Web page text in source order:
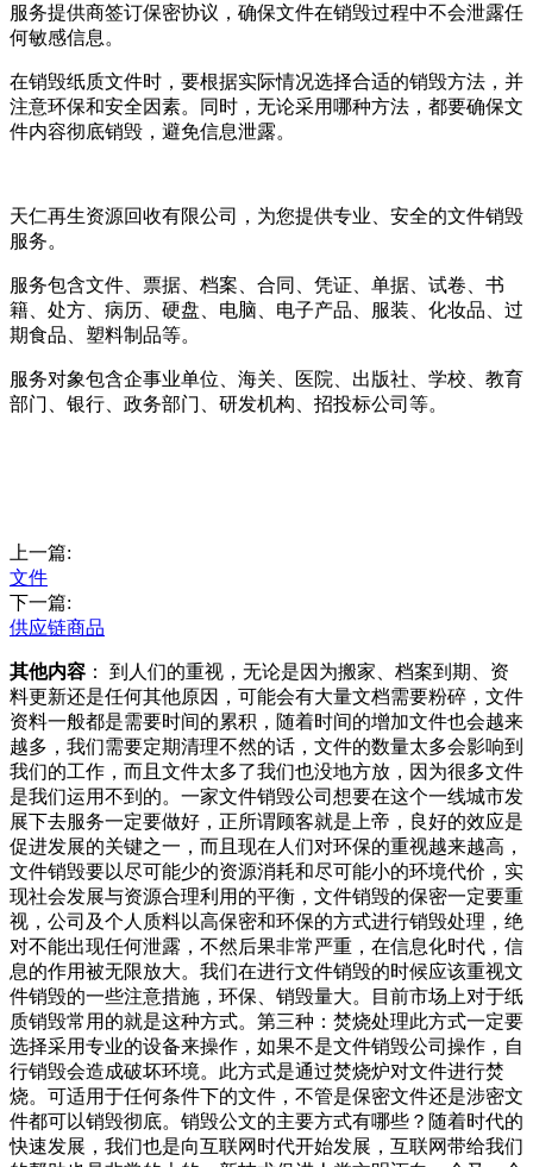
服务提供商签订保密协议，确保文件在销毁过程中不会泄露任
何敏感信息。
在销毁纸质文件时，要根据实际情况选择合适的销毁方法，并
注意环保和安全因素。同时，无论采用哪种方法，都要确保文
件内容彻底销毁，避免信息泄露。
天仁再生资源回收有限公司，为您提供专业、安全的文件销毁
服务。
服务包含文件、票据、档案、合同、凭证、单据、试卷、书
籍、处方、病历、硬盘、电脑、电子产品、服装、化妆品、过
期食品、塑料制品等。
服务对象包含企事业单位、海关、医院、出版社、学校、教育
部门、银行、政务部门、研发机构、招投标公司等。
上一篇:
文件
下一篇:
供应链商品
其他内容 ： 到人们的重视，无论是因为搬家、档案到期、资
料更新还是任何其他原因，可能会有大量文档需要粉碎，文件
资料一般都是需要时间的累积，随着时间的增加文件也会越来
越多，我们需要定期清理不然的话，文件的数量太多会影响到
我们的工作，而且文件太多了我们也没地方放，因为很多文件
是我们运用不到的。一家文件销毁公司想要在这个一线城市发
展下去服务一定要做好，正所谓顾客就是上帝，良好的效应是
促进发展的关键之一，而且现在人们对环保的重视越来越高，
文件销毁要以尽可能少的资源消耗和尽可能小的环境代价，实
现社会发展与资源合理利用的平衡，文件销毁的保密一定要重
视，公司及个人质料以高保密和环保的方式进行销毁处理，绝
对不能出现任何泄露，不然后果非常严重，在信息化时代，信
息的作用被无限放大。我们在进行文件销毁的时候应该重视文
件销毁的一些注意措施，环保、销毁量大。目前市场上对于纸
质销毁常用的就是这种方式。第三种：焚烧处理此方式一定要
选择采用专业的设备来操作，如果不是文件销毁公司操作，自
行销毁会造成破坏环境。此方式是通过焚烧炉对文件进行焚
烧。可适用于任何条件下的文件，不管是保密文件还是涉密文
件都可以销毁彻底。销毁公文的主要方式有哪些？随着时代的
快速发展，我们也是向互联网时代开始发展，互联网带给我们